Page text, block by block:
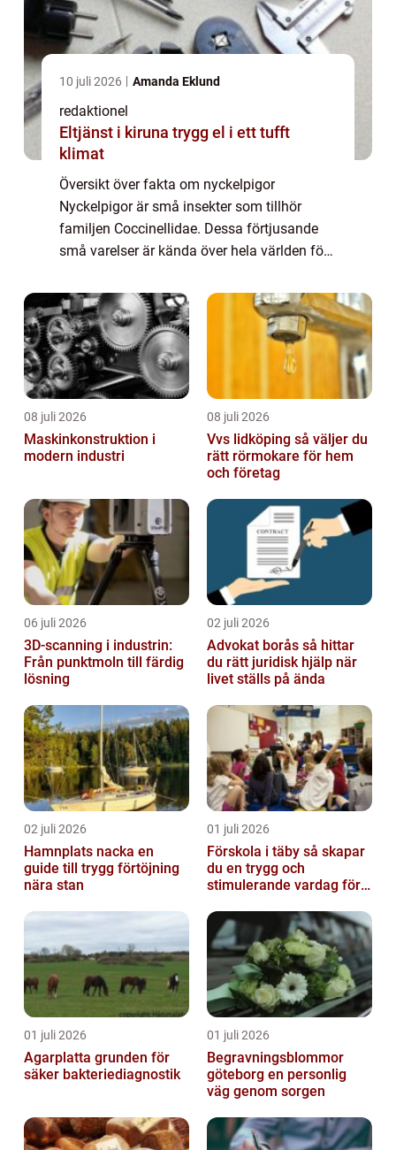
10 juli 2026 Amanda Eklund
redaktionel
Eltjänst i kiruna trygg el i ett tufft
klimat
Översikt över fakta om nyckelpigor
Nyckelpigor är små insekter som tillhör
familjen Coccinellidae. Dessa förtjusande
små varelser är kända över hela världen för
som skadedjursbekämpare. Det finns
hundratals o...
08 juli 2026
Maskinkonstruktion i
modern industri
08 juli 2026
Vvs lidköping så väljer du
rätt rörmokare för hem
och företag
06 juli 2026
3D-scanning i industrin:
Från punktmoln till färdig
lösning
02 juli 2026
Advokat borås så hittar
du rätt juridisk hjälp när
livet ställs på ända
02 juli 2026
Hamnplats nacka en
guide till trygg förtöjning
nära stan
01 juli 2026
Förskola i täby så skapar
du en trygg och
stimulerande vardag för
01 juli 2026
Agarplatta grunden för
säker bakteriediagnostik
01 juli 2026
Begravningsblommor
göteborg en personlig
väg genom sorgen